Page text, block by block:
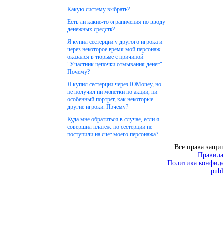
Какую систему выбрать?
Есть ли какие-то ограничения по вводу
денежных средств?
Я купил сестерции у другого игрока и
через некоторое время мой персонаж
оказался в тюрьме с причиной
"Участник цепочки отмывания денег".
Почему?
Я купил сестерции через ЮMoney, но
не получил ни монетки по акции, ни
особенный портрет, как некоторые
другие игроки. Почему?
Куда мне обратиться в случае, если я
совершил платеж, но сестерции не
поступили на счет моего персонажа?
Все права
Политика